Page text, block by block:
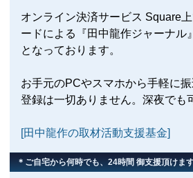
オンライン決済サービス Square
ードによる『田中龍作ジャーナル
となっております。
お手元のPCやスマホから手軽に
登録は一切ありません。深夜でも
[田中龍作の取材活動支援基金]
＊ご自宅から何時でも、24時間 御支援頂けま